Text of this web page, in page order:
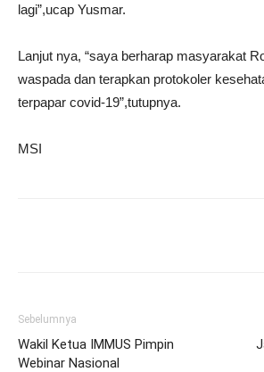
lagi”,ucap Yusmar.
Lanjut nya, “saya berharap masyarakat
waspada dan terapkan protokoler
terpapar covid-19”,tutupnya.
MSI
Sebelumnya
Wakil Ketua IMMUS Pimpin
Webinar Nasional